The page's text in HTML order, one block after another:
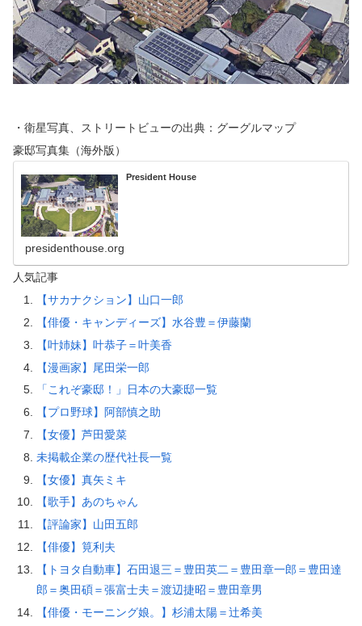
・衛星写真、ストリートビューの出典：グーグルマップ
豪邸写真集（海外版）
President House
presidenthouse.org
人気記事
【サカナクション】山口一郎
【俳優・キャンディーズ】水谷豊＝伊藤蘭
【叶姉妹】叶恭子＝叶美香
【漫画家】尾田栄一郎
「これぞ豪邸！」日本の大豪邸一覧
【プロ野球】阿部慎之助
【女優】芦田愛菜
未掲載企業の歴代社長一覧
【女優】真矢ミキ
【歌手】あのちゃん
【評論家】山田五郎
【俳優】筧利夫
【トヨタ自動車】石田退三＝豊田英二＝豊田章一郎＝豊田達
郎＝奥田碩＝張富士夫＝渡辺捷昭＝豊田章男
【俳優・モーニング娘。】杉浦太陽＝辻希美